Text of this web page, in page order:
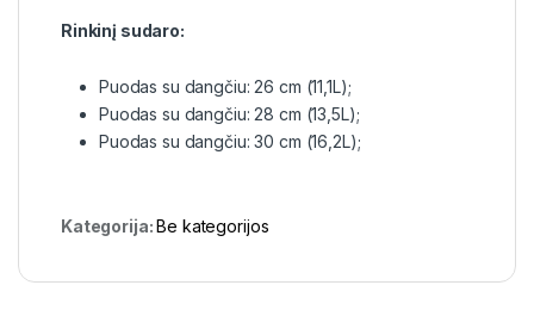
Rinkinį sudaro:
Puodas su dangčiu: 26 cm (11,1L);
Puodas su dangčiu: 28 cm (13,5L);
Puodas su dangčiu: 30 cm (16,2L);
Kategorija:Be kategorijos